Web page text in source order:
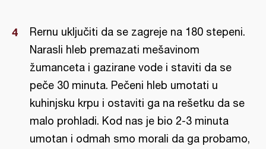
Rernu uključiti da se zagreje na 180 stepeni.
Narasli hleb premazati mešavinom
žumanceta i gazirane vode i staviti da se
peče 30 minuta. Pečeni hleb umotati u
kuhinjsku krpu i ostaviti ga na rešetku da se
malo prohladi. Kod nas je bio 2-3 minuta
umotan i odmah smo morali da ga probamo,